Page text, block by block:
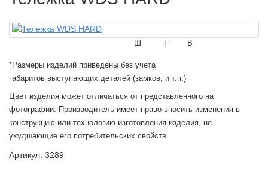
Ш В
Г
*Размеры изделий приведены без учета
габаритов выступающих деталей (замков, и т.п.)
Цвет изделия может отличаться от представленного на
фотографии. Производитель имеет право вносить изменения в
конструкцию или технологию изготовления изделия, не
ухудшающие его потребительских свойств.
Артикул: 3289